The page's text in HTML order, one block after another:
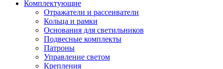
Комплектующие
Отражатели и рассеиватели
Кольца и рамки
Основания для светильников
Подвесные комплекты
Патроны
Управление светом
Крепления